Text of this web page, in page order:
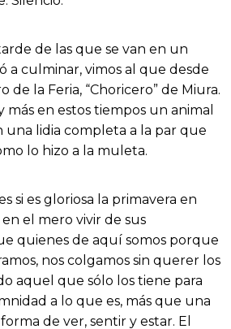
de las que se van en un
culminar, vimos al que desde
de la Feria, “Choricero” de Miura.
más en estos tiempos un animal
una lidia completa a la par que
lo hizo a la muleta.
si es gloriosa la primavera en
el mero vivir de sus
quienes de aquí somos porque
nos colgamos sin querer los
aquel que sólo los tiene para
a lo que es, más que una
de ver, sentir y estar. El